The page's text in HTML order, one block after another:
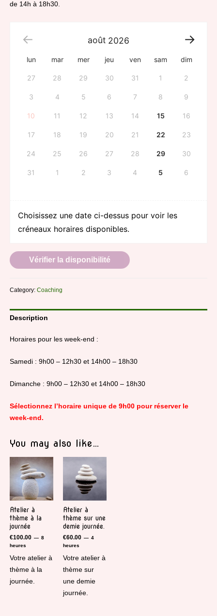
de 14h à 18h30.
août 2026
lun mar mer jeu ven sam dim
27 28 29 30 31 1 2
3 4 5 6 7 8 9
10 11 12 13 14 15 16
17 18 19 20 21 22 23
24 25 26 27 28 29 30
31 1 2 3 4 5 6
Choisissez une date ci-dessus pour voir les
créneaux horaires disponibles.
Vérifier la disponibilité
Category: Coaching
Description
Horaires pour les week-end :
Samedi : 9h00 – 12h30 et 14h00 – 18h30
Dimanche : 9h00 – 12h30 et 14h00 – 18h30
Sélectionnez l’horaire unique de 9h00 pour réserver le
week-end.
You may also like…
Atelier à
thème à la
journée
€100.00
8
heures
Votre atelier à
thème à la
journée.
Atelier à
thème sur une
demie journée.
€60.00
4
heures
Votre atelier à
thème sur
une demie
journée.